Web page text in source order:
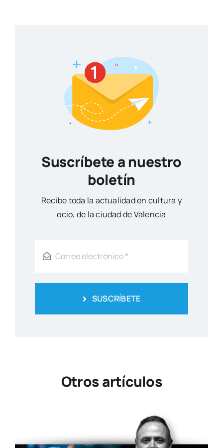
Suscríbete a nuestro
boletín
Reci­be toda la actua­li­dad en cul­tu­ra y
ocio, de la ciu­dad de Valen­cia
SUSCRÍBETE
Otros artículos